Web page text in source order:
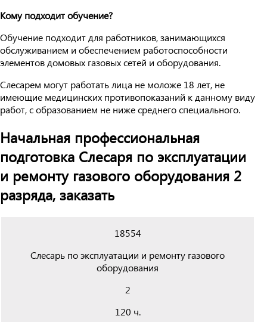
Кому подходит обучение?
Обучение подходит для работников, занимающихся
обслуживанием и обеспечением работоспособности
элементов домовых газовых сетей и оборудования.
Слесарем могут работать лица не моложе 18 лет, не
имеющие медицинских противопоказаний к данному виду
работ, с образованием не ниже среднего специального.
Начальная профессиональная
подготовка Слесаря по эксплуатации
и ремонту газового оборудования 2
разряда, заказать
18554
Слесарь по эксплуатации и ремонту газового
оборудования
2
120 ч.